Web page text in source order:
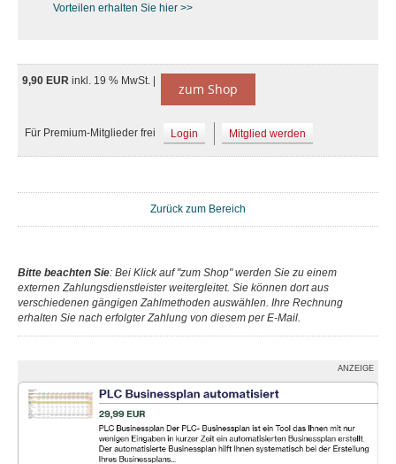
Vorteilen erhalten Sie hier >>
9,90 EUR inkl. 19 % MwSt. | zum Shop
Für Premium-Mitglieder frei Login Mitglied werden
Zurück zum Bereich
Bitte beachten Sie: Bei Klick auf "zum Shop" werden Sie zu einem
externen Zahlungsdienstleister weitergleitet. Sie können dort aus
verschiedenen gängigen Zahlmethoden auswählen. Ihre Rechnung
erhalten Sie nach erfolgter Zahlung von diesem per E-Mail.
ANZEIGE